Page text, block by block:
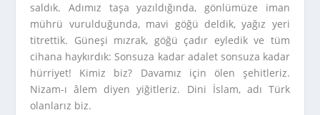
saldık. Adımız taşa yazıldığında, gönlümüze iman
mührü vurulduğunda, mavi göğü deldik, yağız yeri
titrettik. Güneşi mızrak, göğü çadır eyledik ve tüm
cihana haykırdık: Sonsuza kadar adalet sonsuza kadar
hürriyet! Kimiz biz? Davamız için ölen şehitleriz.
Nizam-ı âlem diyen yiğitleriz. Dini İslam, adı Türk
olanlarız biz.